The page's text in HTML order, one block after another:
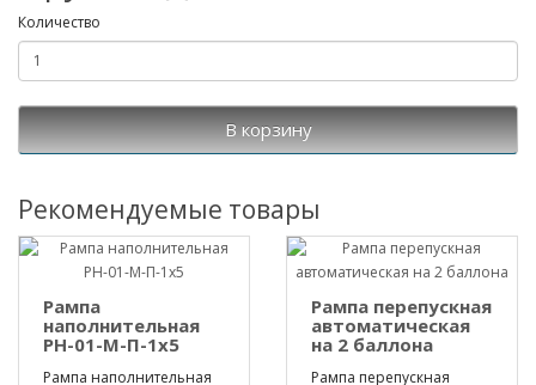
Количество
В корзину
Рекомендуемые товары
Рампа
наполнительная
РН-01-М-П-1х5
Рампа наполнительная
Рампа перепускная
автоматическая
на 2 баллона
Рампа перепускная